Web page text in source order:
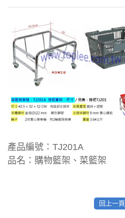
產品編號：TJ201A
品名：購物籃架、菜籃架
回上一頁